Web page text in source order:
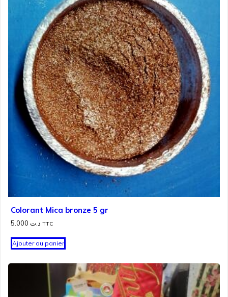
Colorant Mica bronze 5 gr
د.ت TTC
Ajouter au panier